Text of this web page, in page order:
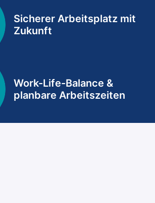
Sicherer Arbeitsplatz mit
Zukunft
Work-Life-Balance &
planbare Arbeitszeiten